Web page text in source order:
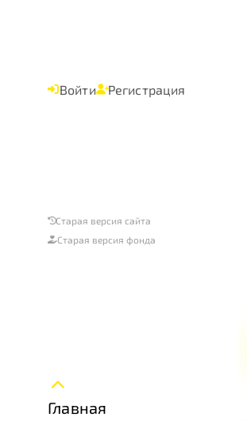
Войти Регистрация
Старая версия сайта
Старая версия фонда
Главная